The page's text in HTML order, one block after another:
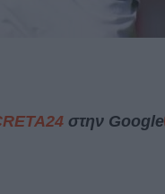
στην Google